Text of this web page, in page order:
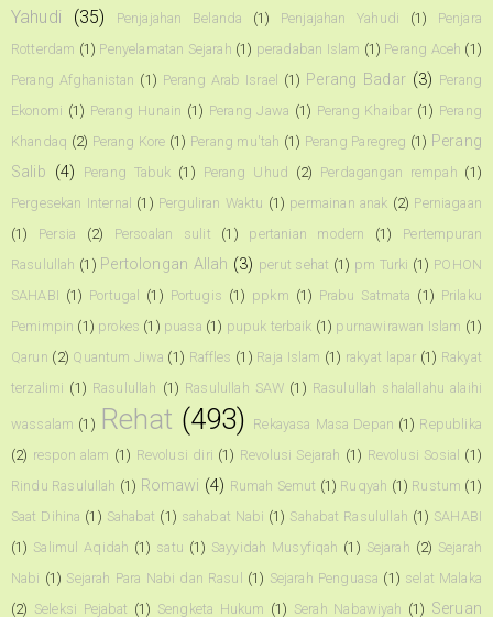
Yahudi
(35) Penjajahan Belanda (1) Penjajahan Yahudi (1)
Penjara
Rotterdam (1) Penyelamatan Sejarah (1) peradaban Islam (1) Perang Aceh (1)
Perang Afghanistan (1) Perang Arab Israel (1) Perang Badar (3) Perang
Ekonomi (1) Perang Hunain (1) Perang Jawa (1) Perang Khaibar (1) Perang
Khandaq (2) Perang Kore (1) Perang mu'tah (1) Perang Paregreg (1) Perang
Salib (4) Perang Tabuk (1) Perang Uhud (2) Perdagangan rempah (1)
Pergesekan Internal (1) Perguliran Waktu (1) permainan anak (2) Perniagaan
(1)
Persia (2) Persoalan sulit (1) pertanian modern (1)
Pertempuran
Rasulullah (1) Pertolongan Allah (3) perut sehat (1) pm Turki (1) POHON
SAHABI (1) Portugal (1) Portugis (1) ppkm (1) Prabu Satmata (1) Prilaku
Pemimpin (1) prokes (1) puasa (1) pupuk terbaik (1) purnawirawan Islam (1)
Qarun (2) Quantum Jiwa (1) Raffles (1) Raja Islam (1) rakyat lapar (1) Rakyat
terzalimi (1) Rasulullah (1) Rasulullah SAW (1) Rasulullah shalallahu alaihi
wassalam (1) Rehat (493) Rekayasa Masa Depan (1) Republika
(2) respon alam (1) Revolusi diri (1) Revolusi Sejarah (1) Revolusi Sosial (1)
Rindu Rasulullah (1) Romawi (4) Rumah Semut (1) Ruqyah (1) Rustum (1)
Saat Dihina (1) Sahabat (1) sahabat Nabi (1) Sahabat Rasulullah (1) SAHABI
(1) Salimul Aqidah (1) satu (1) Sayyidah Musyfiqah (1) Sejarah (2) Sejarah
Nabi (1) Sejarah Para Nabi dan Rasul (1) Sejarah Penguasa (1) selat Malaka
(2) Seleksi Pejabat (1) Sengketa Hukum (1) Serah Nabawiyah (1) Seruan